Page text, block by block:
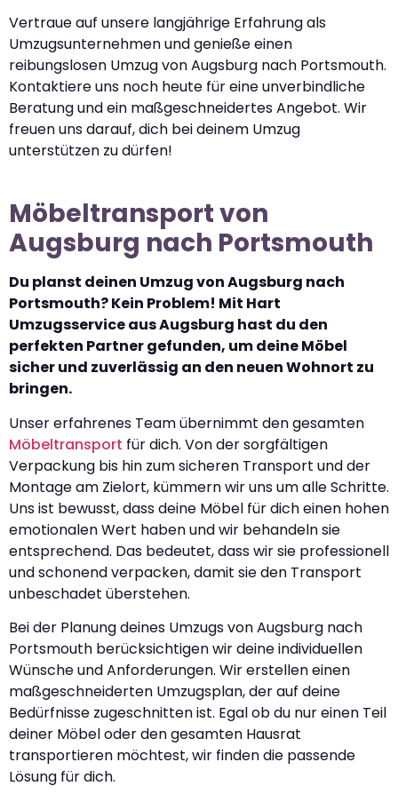
Vertraue auf unsere langjährige Erfahrung als
Umzugsunternehmen und genieße einen
reibungslosen Umzug von Augsburg nach Portsmouth.
Kontaktiere uns noch heute für eine unverbindliche
Beratung und ein maßgeschneidertes Angebot. Wir
freuen uns darauf, dich bei deinem Umzug
unterstützen zu dürfen!
Möbeltransport von
Augsburg nach Portsmouth
Du planst deinen Umzug von Augsburg nach
Portsmouth? Kein Problem! Mit Hart
Umzugsservice aus Augsburg hast du den
perfekten Partner gefunden, um deine Möbel
sicher und zuverlässig an den neuen Wohnort zu
bringen.
Unser erfahrenes Team übernimmt den gesamten
Möbeltransport für dich. Von der sorgfältigen
Verpackung bis hin zum sicheren Transport und der
Montage am Zielort, kümmern wir uns um alle Schritte.
Uns ist bewusst, dass deine Möbel für dich einen hohen
emotionalen Wert haben und wir behandeln sie
entsprechend. Das bedeutet, dass wir sie professionell
und schonend verpacken, damit sie den Transport
unbeschadet überstehen.
Bei der Planung deines Umzugs von Augsburg nach
Portsmouth berücksichtigen wir deine individuellen
Wünsche und Anforderungen. Wir erstellen einen
maßgeschneiderten Umzugsplan, der auf deine
Bedürfnisse zugeschnitten ist. Egal ob du nur einen Teil
deiner Möbel oder den gesamten Hausrat
transportieren möchtest, wir finden die passende
Lösung für dich.